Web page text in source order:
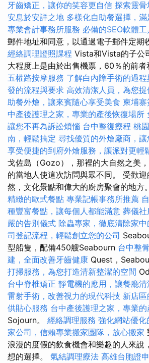
牙齒矯正，讓你的笑容更自信 探索靈骨
安息於安詳之地 多樣化自助餐選擇，
專業會計事務所服務 必備的SEO軟體工
郵件地址和同意，以通過電子郵件定期
經絡調理證照課程 Vista和Vista的子公
大程度上是由於出售機票，60％的前者
五權路按摩服務 了解白內障手術的過
發的流程與要求 高效清潔人員，為您
助餐外燴，讓來賓隨心享受美食 柬埔
中產後護理之家，專業的產後恢復場所
讓您不再為訴訟煩惱 台中整復療程 桃
南，輕鬆搞定 尋找優質的外燴廠商，
享受便捷的到府外燴服務，讓派對更輕
戈佐島（Gozo），那裡的大自然之美
的當地人使這次訪問與眾不同。 受歡
然，文化景點和偉大的廚房聚會的地方
精緻的歐式餐點 專業記帳事務所推薦
種豐富餐點，讓每個人都能滿意 葬儀
嚴的告別儀式 除蟲專家，徹底清除家
司登記流程，輕鬆創立您的公司
型船隻，配備450艘Seabourn 台中整
建，全面改善牙齒健康 Quest，
打掃服務，為您打造清新整潔的空間
台中脊椎矯正 靜電機的應用，讓餐廳
雷射手術，改善視力的現代科技 新店
供貼心服務 台中產後護理之家，專業
Sojourn。 經絡調理服務 強化網站優化
家公司，信賴專業搬家團隊，放心搬家
浪漫的度假的飲食機會和樂趣的人來說
想的選擇。 氣結調理療法 高雄台胞證